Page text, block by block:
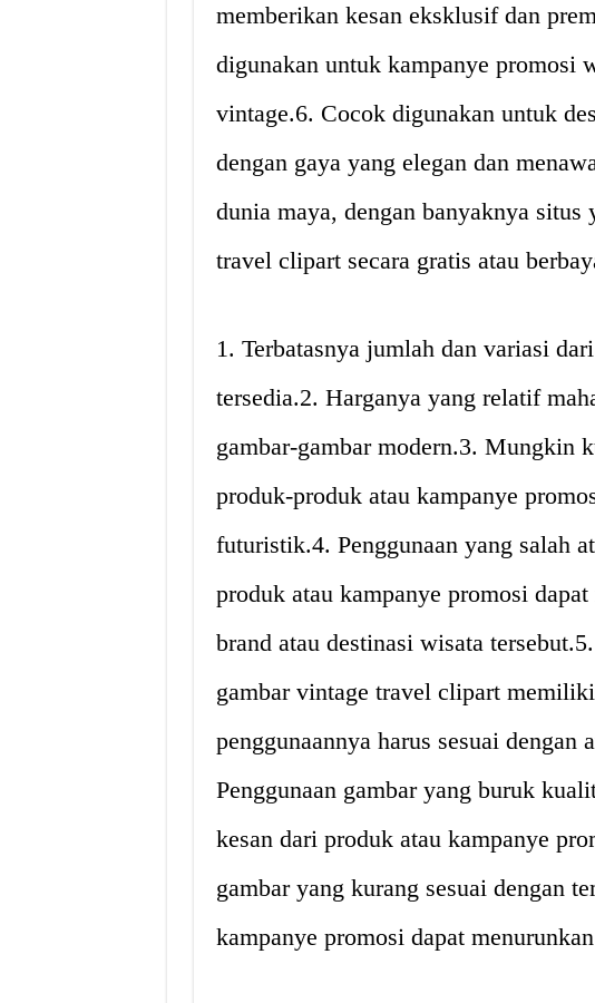
memberikan kesan eksklusif dan
digunakan untuk kampanye promosi
vintage.6. Cocok digunakan untuk
dengan gaya yang elegan dan
dunia maya, dengan banyaknya situs
travel clipart secara gratis atau
1. Terbatasnya jumlah dan variasi
tersedia.2. Harganya yang relatif
gambar-gambar modern.3. Mungkin
produk-produk atau kampanye
futuristik.4. Penggunaan yang salah
produk atau kampanye promosi
brand atau destinasi wisata
gambar vintage travel clipart
penggunaannya harus sesuai dengan
Penggunaan gambar yang buruk
kesan dari produk atau kampanye
gambar yang kurang sesuai dengan
kampanye promosi dapat